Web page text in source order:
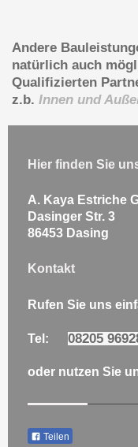
Andere
natürlich auch
Qualifizierten
z.b. Innen und
Hier finden Sie
A. Kaya Estriche
Dasinger Str. 3
86453 Dasing
Kontakt
Rufen Sie uns
Tel: 08205
oder nutzen Sie
Teilen